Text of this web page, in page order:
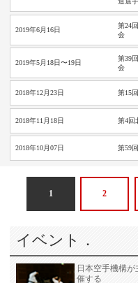
2019年6月16日
第24
会
2019年5月18日〜19日
第39
会
2018年12月23日 第15
2018年11月18日 第4回
2018年10月07日 第59
1 2
イベント．
日本空手機構が
催する